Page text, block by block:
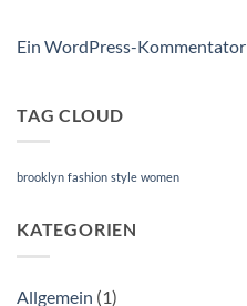
Ein WordPress-Kommentator
TAG CLOUD
brooklyn fashion style women
KATEGORIEN
Allgemein (1)